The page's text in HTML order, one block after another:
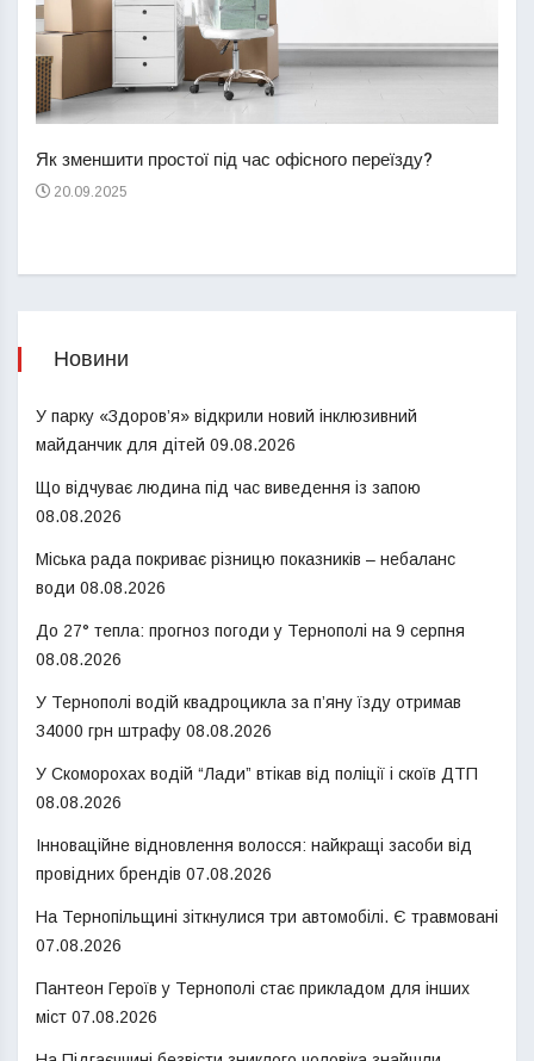
Як зменшити простої під час офісного переїзду?
20.09.2025
Новини
У парку «Здоров’я» відкрили новий інклюзивний
майданчик для дітей 09.08.2026
Що відчуває людина під час виведення із запою
08.08.2026
Міська рада покриває різницю показників – небаланс
води 08.08.2026
До 27° тепла: прогноз погоди у Тернополі на 9 серпня
08.08.2026
У Тернополі водій квадроцикла за п’яну їзду отримав
34000 грн штрафу 08.08.2026
У Скоморохах водій “Лади” втікав від поліції і скоїв ДТП
08.08.2026
Інноваційне відновлення волосся: найкращі засоби від
провідних брендів 07.08.2026
На Тернопільщині зіткнулися три автомобілі. Є травмовані
07.08.2026
Пантеон Героїв у Тернополі стає прикладом для інших
міст 07.08.2026